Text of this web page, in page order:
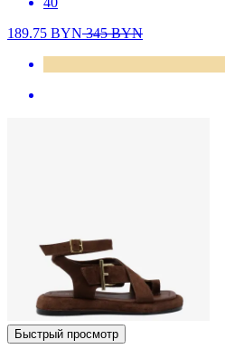
189.75 BYN345BYN
Быстрый просмотр